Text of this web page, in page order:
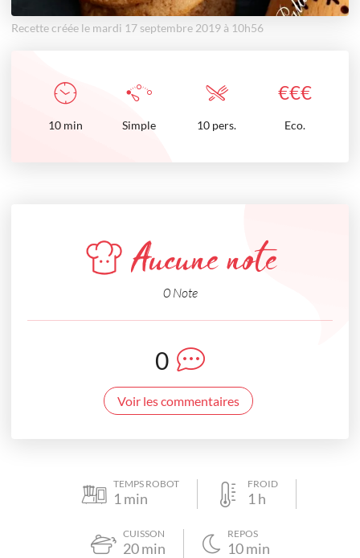
Recette créée le mardi 17 septembre 2019 à 10h56
€€€
10 min Simple 10 pers. Eco.
Aucune note
0 Note
0
Voir les commentaires
TEMPS ROBOT
1 min
FROID
1 h
CUISSON
20min
REPOS
10min